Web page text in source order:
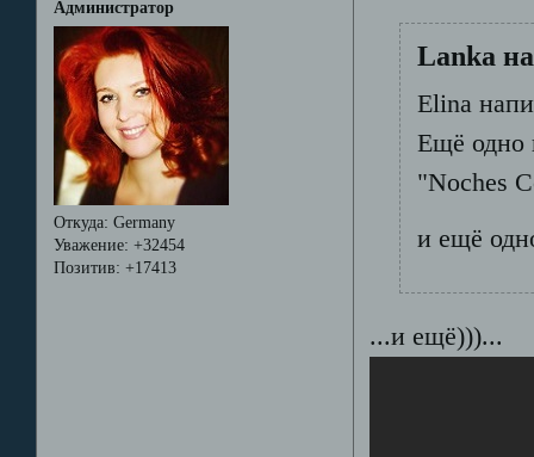
Администратор
Откуда: Germany
Уважение: +32454
Позитив: +17413
Lanka
Elina
Ещё одно
"Noches
и ещё
...и ещё)))...